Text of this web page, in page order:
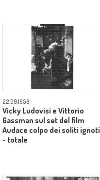
22.09.1959
Vicky Ludovisi e Vittorio
Gassman sul set del film
Audace colpo dei soliti ignoti
- totale